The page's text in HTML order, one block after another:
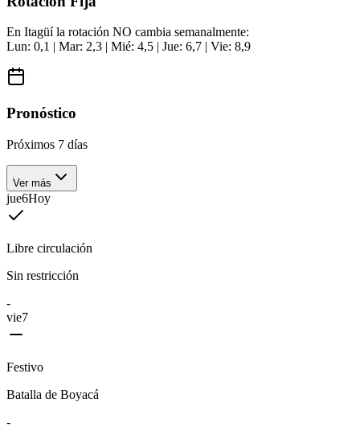
En Itagüí la rotación NO cambia semanalmente:
Lun: 0,1 | Mar: 2,3 | Mié: 4,5 | Jue: 6,7 | Vie: 8,9
Pronóstico
Próximos 7 días
Ver más
jue6Hoy
Libre circulación
Sin restricción
-
vie7
Festivo
Batalla de Boyacá
-